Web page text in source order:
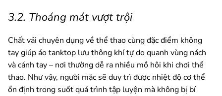
3.2. Thoáng mát vượt trội
Chất vải chuyên dụng về thể thao cùng đặc điểm không
tay giúp áo tanktop lưu thông khí tự do quanh vùng nách
và cánh tay – nơi thường dễ ra nhiều mồ hôi khi chơi thể
thao. Như vậy, người mặc sẽ duy trì được nhiệt độ cơ thể
ổn định trong suốt quá trình tập luyện mà không bị bí